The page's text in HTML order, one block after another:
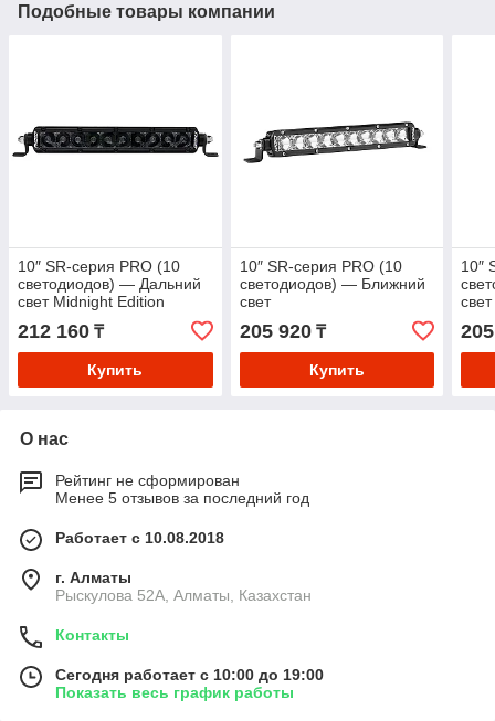
Подобные товары компании
10″ SR-серия PRO (10
светодиодов) — Дальний
свет Midnight Edition
212 160 ₸
Купить
10″ SR-серия PRO (10
светодиодов) — Ближний
свет
205 920₸
Купить
10″
свет
О нас
Рейтинг не сформирован
Менее 5 отзывов за последний год
Работает с 10.08.2018
г. Алматы
Рыскулова 52А, Алматы, Казахстан
Контакты
Сегодня работает с 10:00 до 19:00
Показать весь график работы